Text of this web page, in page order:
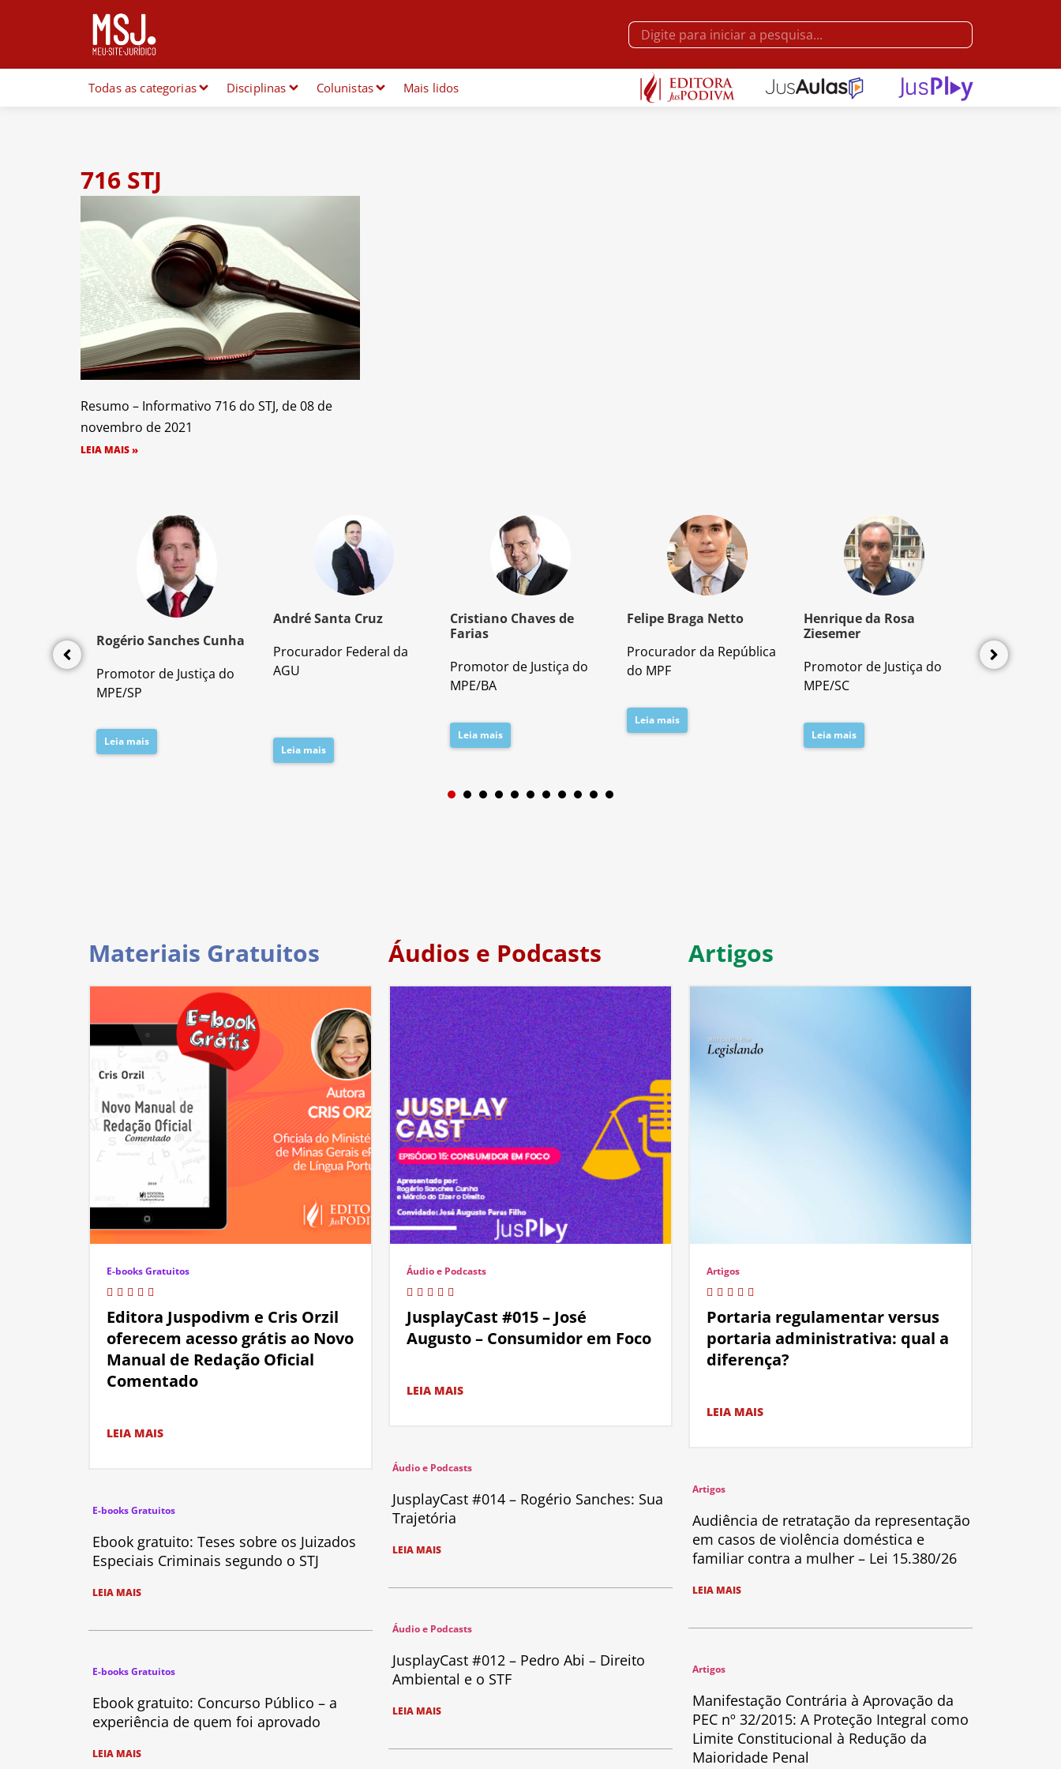
Todas as categorias Disciplinas Colunistas Mais lidos
716 STJ
Resumo – Informativo 716 do STJ, de 08 de
novembro de 2021
LEIA MAIS »
Civil
Rogério Sanches Cunha
Promotor de Justiça do
MPE/SP
Leia mais
André Santa Cruz
Procurador Federal da
AGU
Leia mais
Cristiano Chaves de
Farias
Promotor de Justiça do
MPE/BA
Leia mais
Felipe Braga Netto
Procurador da República
do MPF
Leia mais
Henrique da Rosa
Ziesemer
Promotor de Justiça do
MPE/SC
Leia mais
Advogado e
Direito
1 2
Materiais Gratuitos
E-books Gratuitos
Editora Juspodivm e Cris Orzil
oferecem acesso grátis ao Novo
Manual de Redação Oficial
Comentado
LEIA MAIS
E-books Gratuitos
Ebook gratuito: Teses sobre os Juizados
Especiais Criminais segundo o STJ
LEIA MAIS
E-books Gratuitos
Ebook gratuito: Concurso Público – a
experiência de quem foi aprovado
LEIA MAIS
Áudios e Podcasts
Áudio e Podcasts
JusplayCast #015 – José
Augusto – Consumidor em Foco
LEIA MAIS
Áudio e Podcasts
JusplayCast #014 – Rogério Sanches: Sua
Trajetória
LEIA MAIS
Áudio e Podcasts
JusplayCast #012 – Pedro Abi – Direito
Ambiental e o STF
LEIA MAIS
Artigos
Artigos
Portaria regulamentar versus
portaria administrativa: qual a
diferença?
LEIA MAIS
Artigos
Audiência de retratação da representação
em casos de violência doméstica e
familiar contra a mulher – Lei 15.380/26
LEIA MAIS
Artigos
Manifestação Contrária à Aprovação da
PEC nº 32/2015: A Proteção Integral como
Limite Constitucional à Redução da
Maioridade Penal